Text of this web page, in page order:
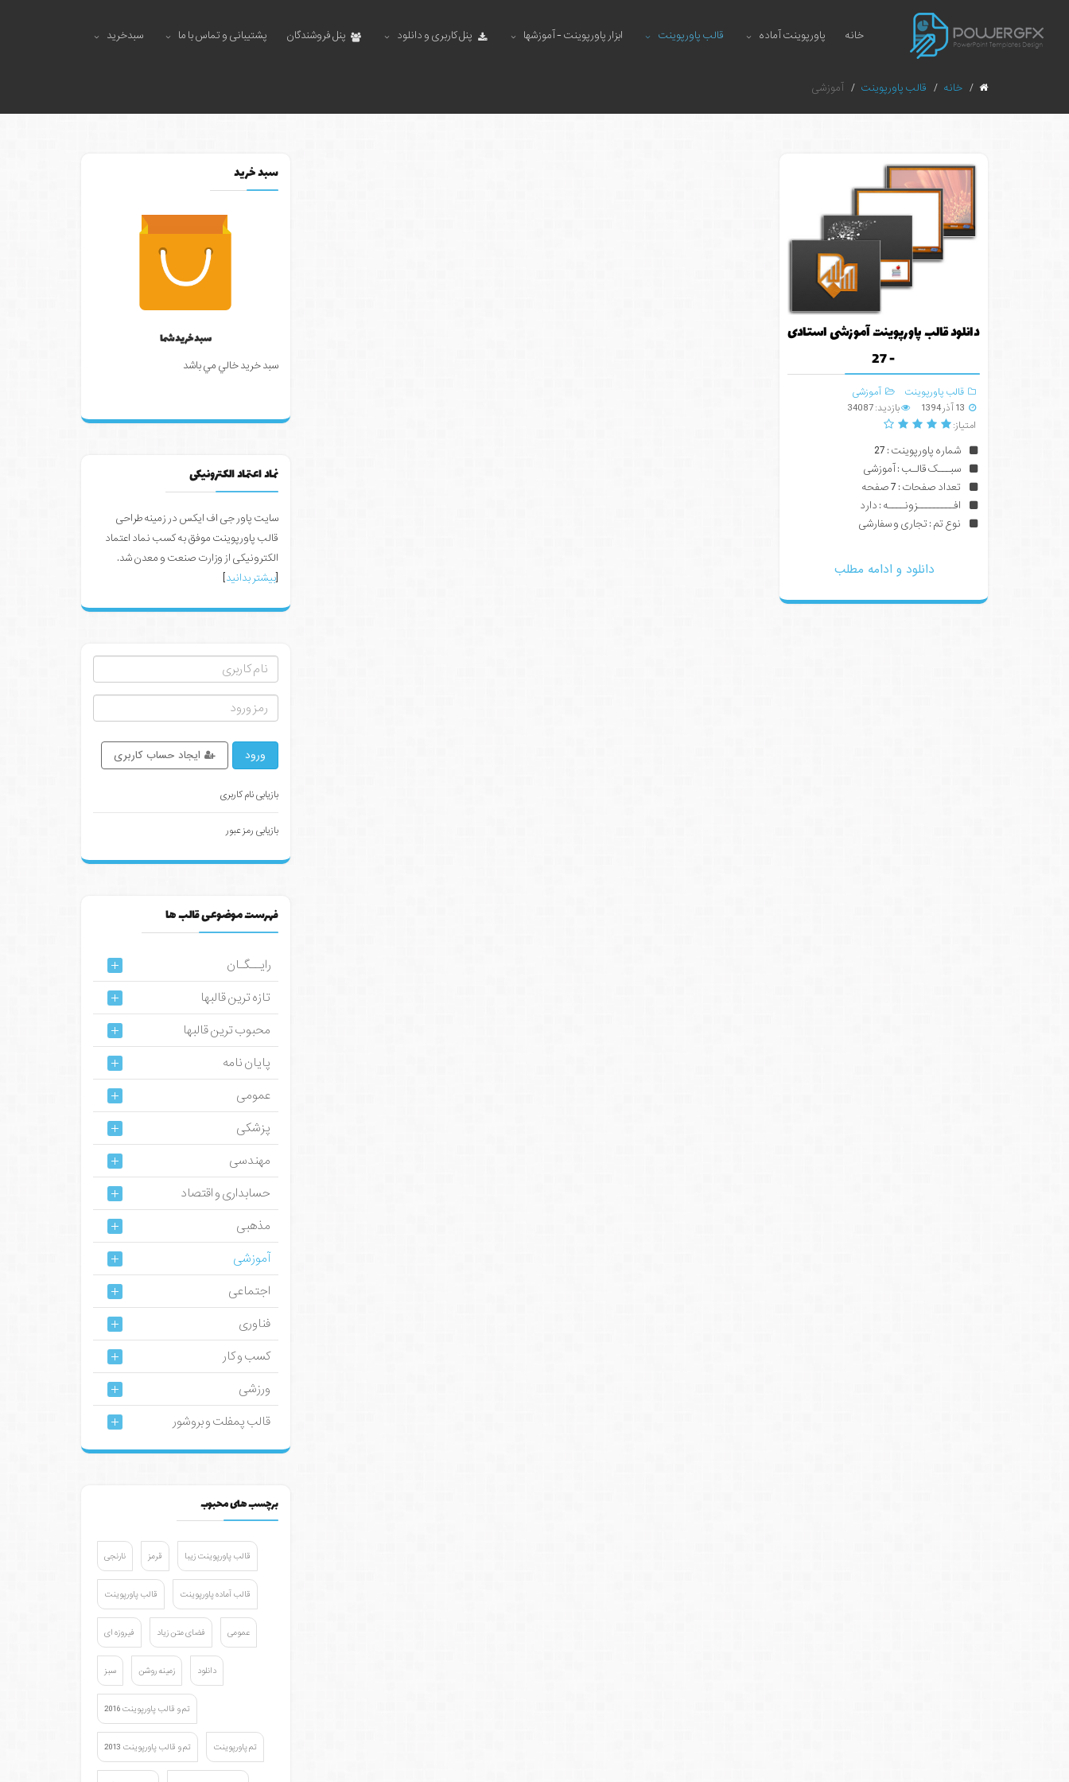
خانه پاورپوینت آماده قالب پاورپوینت ابزار پاورپوینت - آموزشها پنل کاربری و دانلود پنل فروشندگان پشتیبانی و تماس با ما سبدخرید
خانه قالب پاورپوینت آموزشی
دانلود قالب پاورپوینت آموزشی استادی
- 27
قالب پاورپوینت
آموزشی
13 آذر 1394
بازدید: 34087
امتیاز:
شماره پاورپوینت : 27
سبـــک قالـب : آموزشی
تعداد صفحات : 7 صفحه
افـــــــــزونــــه : دارد
نوع تم : تجاری و سفارشی
دانلود و ادامه مطلب
سبد خرید
سبد خرید شما
سبد خرید خالي مي باشد
نماد اعتماد الکترونیکی
سایت پاور جی اف ایکس در زمینه طراحی
قالب پاورپوینت موفق به کسب نماد اعتماد
الکترونیکی از وزارت صنعت و معدن شد.
[بیشتر بدانید]
ورود ایجاد حساب کاربری
بازیابی نام کاربری
بازیابی رمز عبور
فهرست موضوعی قالب ها
رایــگـان
تازه ترین قالبها
محبوب ترین قالبها
پایان نامه
عمومی
پزشکی
مهندسی
حسابداری و اقتصاد
مذهبی
آموزشی
اجتماعی
فناوری
کسب و کار
ورزشی
قالب پمفلت و بروشور
برچسب های محبوب
نارنجی قرمز قالب پاورپوینت زیبا
قالب پاورپوینت قالب آماده پاورپوینت
فیروزه ای فضای متن زیاد عمومی
سبز زمینه روشن دانلود
تم و قالب پاورپوینت 2016
تم و قالب پاورپوینت 2013 تم پاورپوینت